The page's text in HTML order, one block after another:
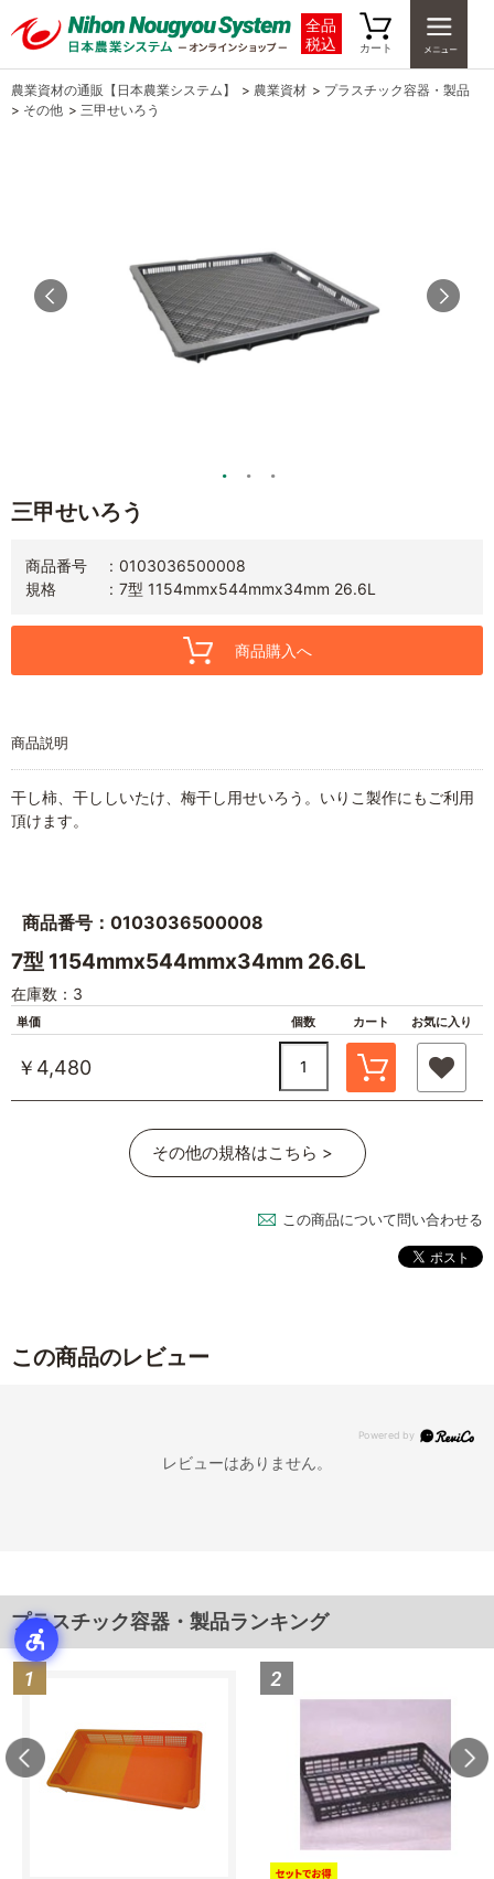
全品
税込
カート
農業資材の通販【日本農業システム】 > 農業資材 > プラスチック容器・製品
> その他 > 三甲せいろう
三甲せいろう
商品番号
0103036500008
規格
7型 1154mmx544mmx34mm 26.6L
商品購入へ
商品説明
干し柿、干ししいたけ、梅干し用せいろう。いりこ製作にもご利用
頂けます。
商品番号：0103036500008
7型 1154mmx544mmx34mm 26.6L
在庫数：3
単価 個数 カート お気に入り
￥4,480
その他の規格はこちら >
この商品について問い合わせる
この商品のレビュー
レビューはありません。
プラスチック容器・製品ランキング